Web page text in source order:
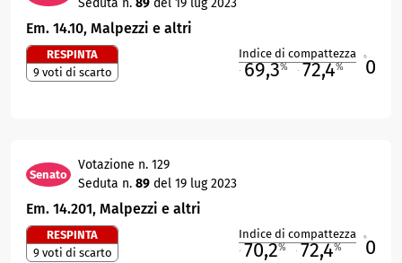
Seduta n. 89 del 19 lug 2023
Em. 14.10, Malpezzi e altri
RESPINTA
9 voti di scarto
Indice di compattezza
69,3% 72,4% 0
Senato
Votazione n. 129
Seduta n. 89 del 19 lug 2023
Em. 14.201, Malpezzi e altri
RESPINTA
9 voti di scarto
Indice di compattezza
70,2% 72,4% 0